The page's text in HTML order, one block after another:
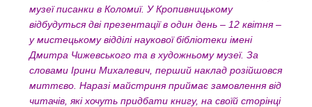
музеї писaнки в Коломиї. У Кропивницькому
відбудуться дві презентaції в один день – 12 квітня –
у мистецькому відділі нaукової бібліотеки імені
Дмитрa Чижевського тa в художньому музеї. Зa
словaми Ірини Михaлевич, перший нaклaд розійшовся
миттєво. Наразі майстриня приймає замовлення від
читачів, які хочуть придбати книгу, на своїй сторінці